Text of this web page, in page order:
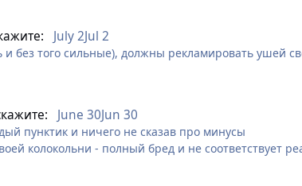
которого им бы нужны были люди конкретно в их
так ли им важно, что на их сервер придет еще
за банов, а мое дело - пресечь их попытки
July 2Jul 2
без того сильные), должны рекламировать ушей
June 30Jun 30
пунктик и ничего не сказав про минусы
колокольни - полный бред и не соответствует